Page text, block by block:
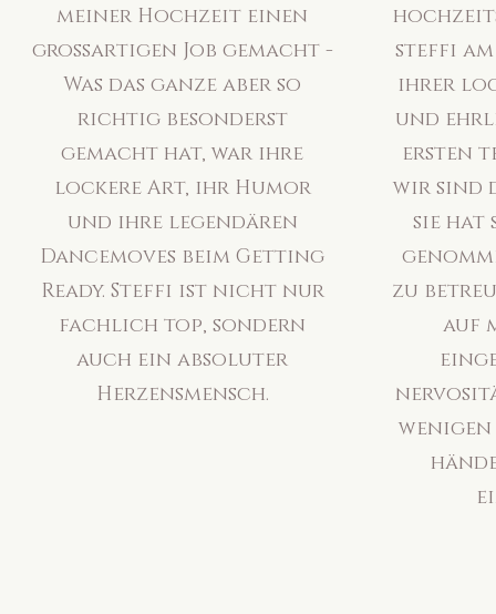
meiner Hochzeit einen
großartigen Job gemacht -
Was das ganze aber so
richtig besonderst
gemacht hat, war ihre
lockere Art, ihr Humor
und ihre legendären
Dancemoves beim Getting
Ready. Steffi ist nicht nur
fachlich top, sondern
auch ein absoluter
Herzensmensch.
steffi
ihrer
und
ersten
wir sind
sie hat
zu
auf